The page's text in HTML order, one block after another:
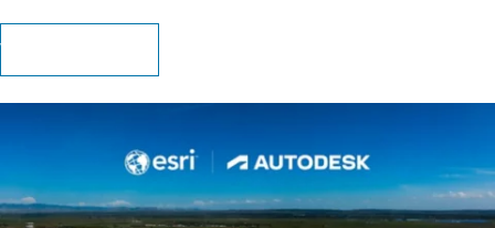
Weitere Informationen